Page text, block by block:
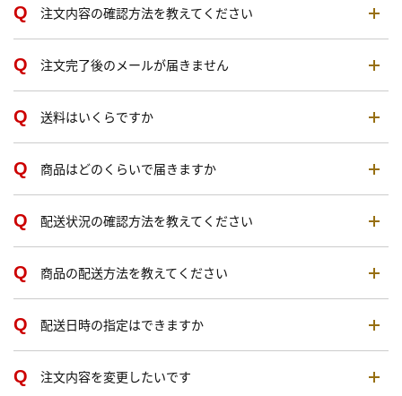
注文内容の確認方法を教えてください
注文完了後のメールが届きません
送料はいくらですか
商品はどのくらいで届きますか
配送状況の確認方法を教えてください
商品の配送方法を教えてください
配送日時の指定はできますか
注文内容を変更したいです